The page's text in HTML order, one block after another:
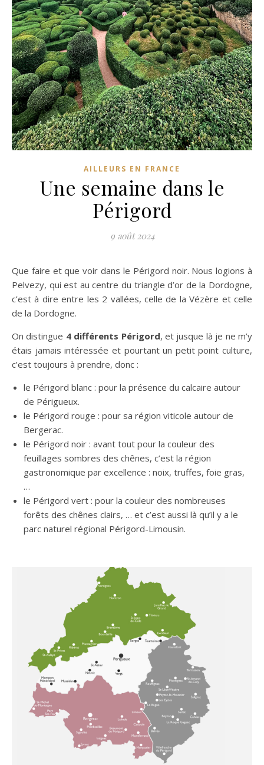
AILLEURS EN FRANCE
Une semaine dans le
Périgord
9 août 2024
Que faire et que voir dans le Périgord noir. Nous logions à
Pelvezy, qui est au centre du triangle d’or de la Dordogne,
c’est à dire entre les 2 vallées, celle de la Vézère et celle
de la Dordogne.
On distingue 4 différents Périgord, et jusque là je ne m’y
étais jamais intéressée et pourtant un petit point culture,
c’est toujours à prendre, donc :
le Périgord blanc : pour la présence du calcaire autour
de Périgueux.
le Périgord rouge : pour sa région viticole autour de
Bergerac.
le Périgord noir : avant tout pour la couleur des
feuillages sombres des chênes, c’est la région
gastronomique par excellence : noix, truffes, foie gras,
…
le Périgord vert : pour la couleur des nombreuses
forêts des chênes clairs, … et c’est aussi là qu’il y a le
parc naturel régional Périgord-Limousin.